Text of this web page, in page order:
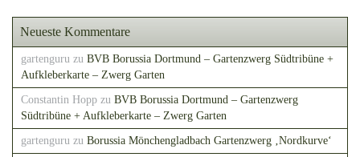
Neueste Kommentare
gartenguru zu BVB Borussia Dortmund – Gartenzwerg Südtribüne +
Aufkleberkarte – Zwerg Garten
Constantin Hopp zu BVB Borussia Dortmund – Gartenzwerg
Südtribüne + Aufkleberkarte – Zwerg Garten
gartenguru zu Borussia Mönchengladbach Gartenzwerg ‚Nordkurve‘